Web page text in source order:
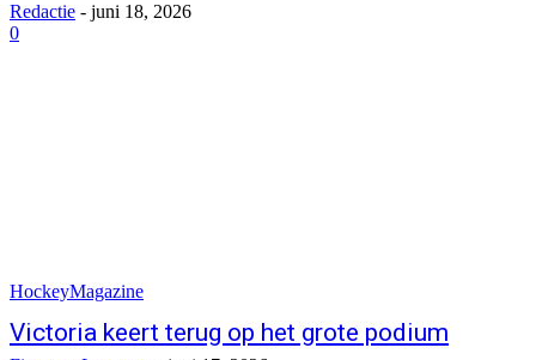
Redactie - juni 18, 2026
0
HockeyMagazine
Victoria keert terug op het grote podium